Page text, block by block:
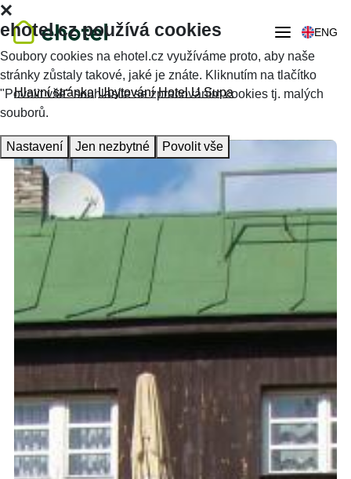
ENG
Hlavní stránka Ubytování Hotel U Supa
ehotel.cz používá cookies
Soubory cookies na ehotel.cz využíváme proto, aby naše
stránky zůstaly takové, jaké je znáte. Kliknutím na tlačítko
"Povolit vše" souhlasíte se zpracováním cookies tj. malých
souborů.
Nastavení Jen nezbytné Povolit vše